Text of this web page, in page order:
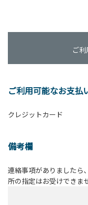
ご利
ご利用可能なお支払
クレジットカード
備考欄
連絡事項がありましたら
所の指定はお受けできま